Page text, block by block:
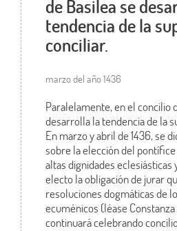
de Basilea se
tendencia de la
conciliar.
marzo del año 1436
Paralelamente, en el concilio
desarrolla la tendencia de la
En marzo y abril de 1436, se
sobre la elección del
altas dignidades eclesiásticas
electo la obligación de jurar
resoluciones dogmáticas de
ecuménicos (léase
continuará celebrando